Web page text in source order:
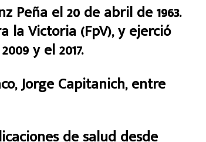
Peña el 20 de abril de 1963.
la Victoria (FpV), y ejerció
y el 2017.
Jorge Capitanich, entre